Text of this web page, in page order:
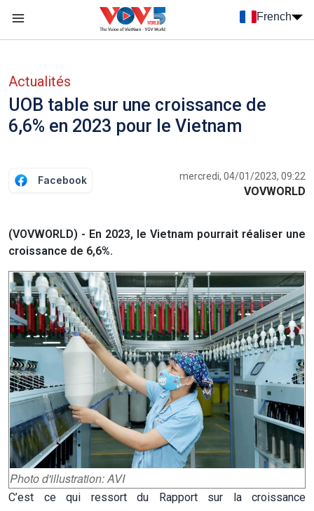
French
Actualités
UOB table sur une croissance de
6,6% en 2023 pour le Vietnam
Facebook mercredi, 04/01/2023, 09:22
VOVWORLD
(VOVWORLD) - En 2023, le Vietnam pourrait réaliser une
croissance de 6,6%.
Photo d'illustration: AVI
C’est ce qui ressort du Rapport sur la croissance